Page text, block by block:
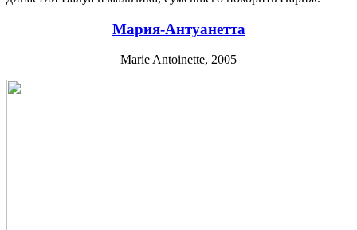
Мария-Антуанетта
Marie Antoinette, 2005